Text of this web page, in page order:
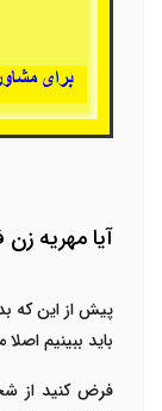
آیا مهریه
پیش از این که
باید ببینیم
فرض کنید از